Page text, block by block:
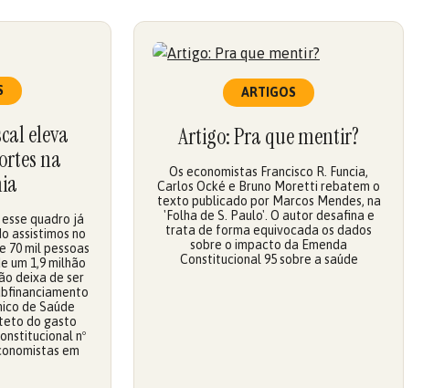
eleva
na
quadro já
assistimos no
70 mil pessoas
um 1,9 milhão
deixa de ser
de Saúde
do gasto
nº
em
ARTIGOS
Artigo: Pra que mentir?
Os economistas Francisco R. Funcia,
Carlos Ocké e Bruno Moretti rebatem o
texto publicado por Marcos Mendes, na
'Folha de S. Paulo'. O autor desafina e
trata de forma equivocada os dados
sobre o impacto da Emenda
Constitucional 95 sobre a saúde